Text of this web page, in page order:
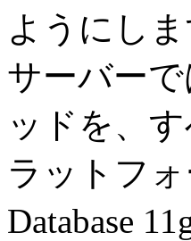
ようにし
サーバー
ッドを、
ラットフ
Database